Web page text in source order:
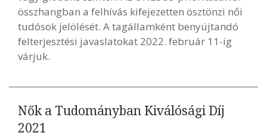
összhangban a felhívás kifejezetten ösztönzi női
tudósok jelölését. A tagállamként benyújtandó
felterjesztési javaslatokat 2022. február 11-ig
várjuk.
Nők a Tudományban Kiválósági Díj
2021